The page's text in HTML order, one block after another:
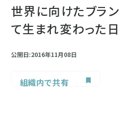
世界に向けたブラ
て生まれ変わった
公開日:2016年11月08日
組織内で共有